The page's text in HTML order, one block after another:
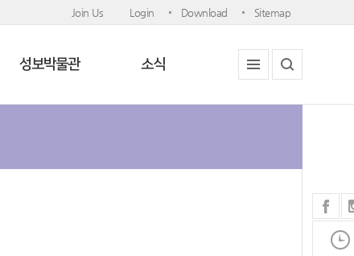
Join Us Login Download Sitemap
성보박물관 소식